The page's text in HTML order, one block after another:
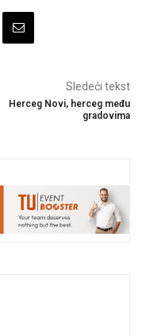
Sledeći tekst
Herceg Novi, herceg među
gradovima